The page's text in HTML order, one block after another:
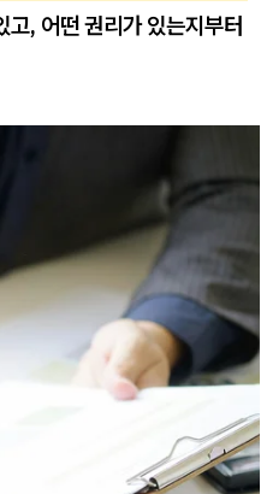
고, 어떤 권리가 있는지부터